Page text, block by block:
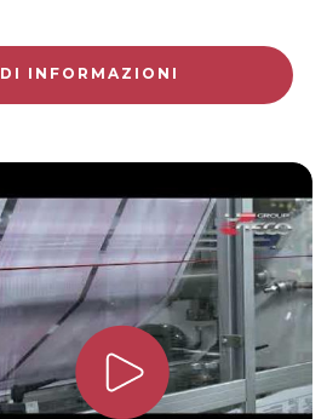
INFORMAZIONI